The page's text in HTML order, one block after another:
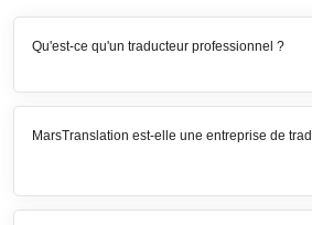
Qu'est-ce qu'un traducteur professionnel ?
MarsTranslation est-elle une entreprise de